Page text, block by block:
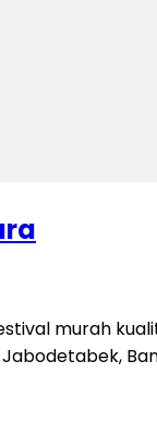
murah